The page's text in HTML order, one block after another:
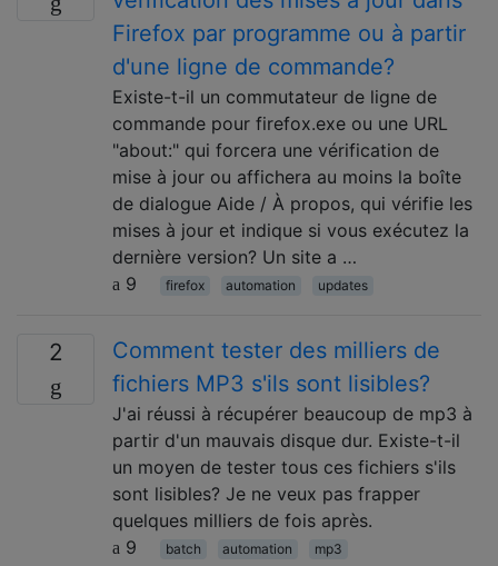
Firefox par programme ou à partir
d'une ligne de commande?
Existe-t-il un commutateur de ligne de
commande pour firefox.exe ou une URL
"about:" qui forcera une vérification de
mise à jour ou affichera au moins la boîte
de dialogue Aide / À propos, qui vérifie les
mises à jour et indique si vous exécutez la
dernière version? Un site a …
9
firefox automation updates
2
Comment tester des milliers de
fichiers MP3 s'ils sont lisibles?
J'ai réussi à récupérer beaucoup de mp3 à
partir d'un mauvais disque dur. Existe-t-il
un moyen de tester tous ces fichiers s'ils
sont lisibles? Je ne veux pas frapper
quelques milliers de fois après.
9
batch automation mp3